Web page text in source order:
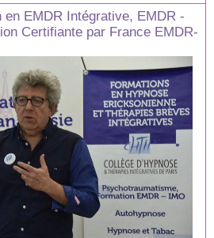
en EMDR Intégrative, EMDR -
Certifiante par France EMDR-